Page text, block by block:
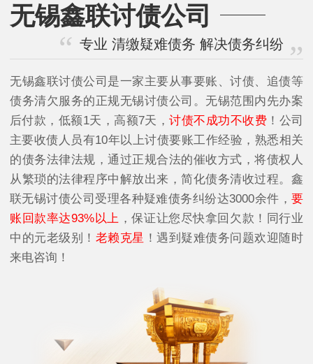
无锡鑫联讨债公司
专业 清缴疑难债务 解决债务纠纷
无锡鑫联讨债公司是一家主要从事要账、讨债、追债等
债务清欠服务的正规无锡讨债公司。无锡范围内先办案
后付款，低额1天，高额7天，讨债不成功不收费 ！公司
主要收债人员有10年以上讨债要账工作经验，熟悉相关
的债务法律法规，通过正规合法的催收方式，将债权人
从繁琐的法律程序中解放出来，简化债务清收过程。鑫
联无锡讨债公司受理各种疑难债务纠纷达3000余件， 要
账回款率达93%以上 ，保证让您尽快拿回欠款！同行业
中的元老级别！ 老赖克星 ！遇到疑难债务问题欢迎随时
来电咨询！